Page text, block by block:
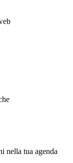
nella tua agenda